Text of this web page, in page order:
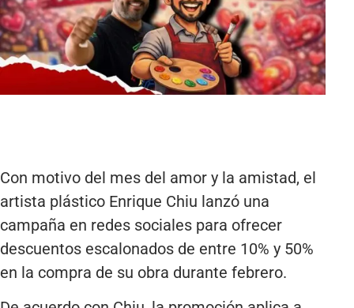
Con motivo del mes del amor y la amistad, el
artista plástico Enrique Chiu lanzó una
campaña en redes sociales para ofrecer
descuentos escalonados de entre 10% y 50%
en la compra de su obra durante febrero.